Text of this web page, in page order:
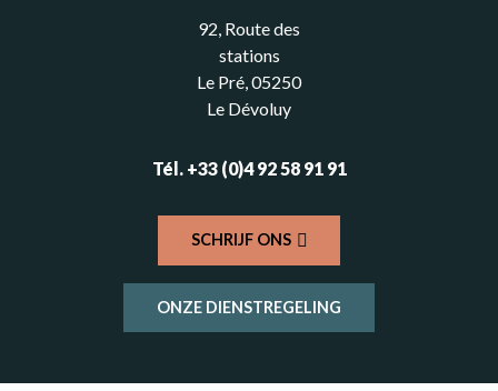
92, Route des
stations
Le Pré, 05250
Le Dévoluy
Tél. +33 (0)4 92 58 91 91
SCHRIJF ONS
ONZE DIENSTREGELING